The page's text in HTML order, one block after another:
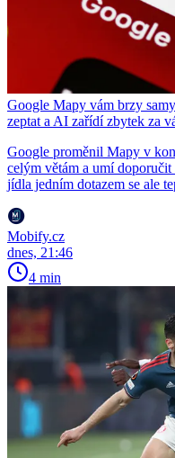
Google Mapy vám brzy
zeptat a AI zařídí zbytek za
Google proměnil Mapy v
celým větám a umí
jídla jedním dotazem se ale
Mobify.cz
dnes, 21:46
4 min